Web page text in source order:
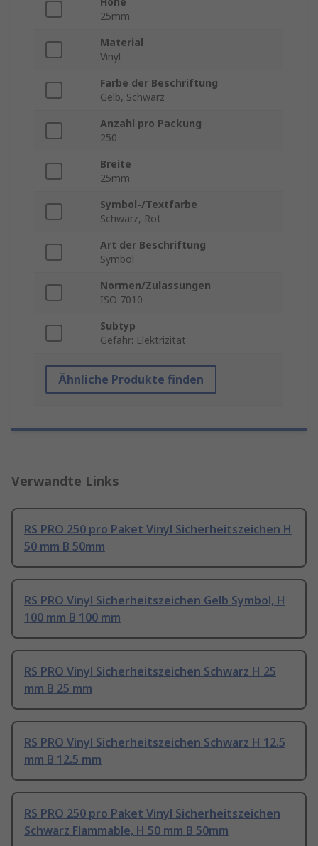
25mm
Material
Vinyl
Farbe der Beschriftung
Gelb, Schwarz
Anzahl pro Packung
250
Breite
25mm
Symbol-/Textfarbe
Schwarz, Rot
Art der Beschriftung
Symbol
Normen/Zulassungen
ISO 7010
Subtyp
Gefahr: Elektrizität
Ähnliche Produkte finden
Verwandte Links
RS PRO 250 pro Paket Vinyl Sicherheitszeichen H
50 mm B 50mm
RS PRO Vinyl Sicherheitszeichen Gelb Symbol, H
100 mm B 100 mm
RS PRO Vinyl Sicherheitszeichen Schwarz H 25
mm B 25 mm
RS PRO Vinyl Sicherheitszeichen Schwarz H 12.5
mm B 12.5 mm
RS PRO 250 pro Paket Vinyl Sicherheitszeichen
Schwarz Flammable, H 50 mm B 50mm